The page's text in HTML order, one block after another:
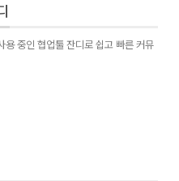
중인 협업툴 잔디로 쉽고 빠른 커뮤